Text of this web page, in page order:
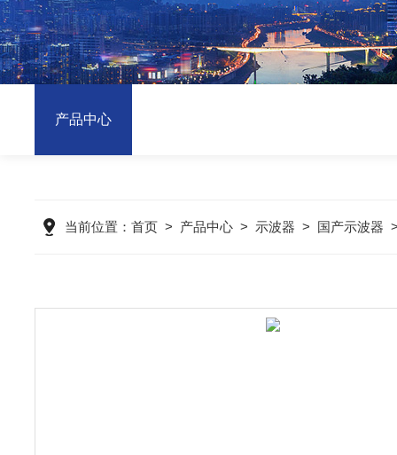
产品中心
当前位置： 首页 > 产品中心 > 示波器 > 国产示波器